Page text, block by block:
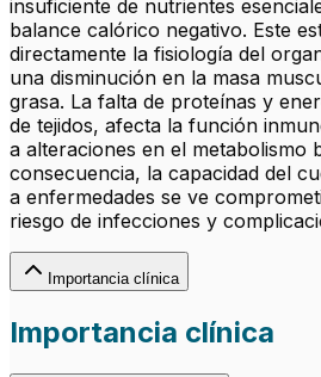
insuficiente de nutrientes
balance calórico negativo. Este
directamente la fisiología del
una disminución en la masa
grasa. La falta de proteínas y
de tejidos, afecta la función
a alteraciones en el metabolismo
consecuencia, la capacidad del
a enfermedades se ve
riesgo de infecciones y
Importancia clínica
Importancia clínica